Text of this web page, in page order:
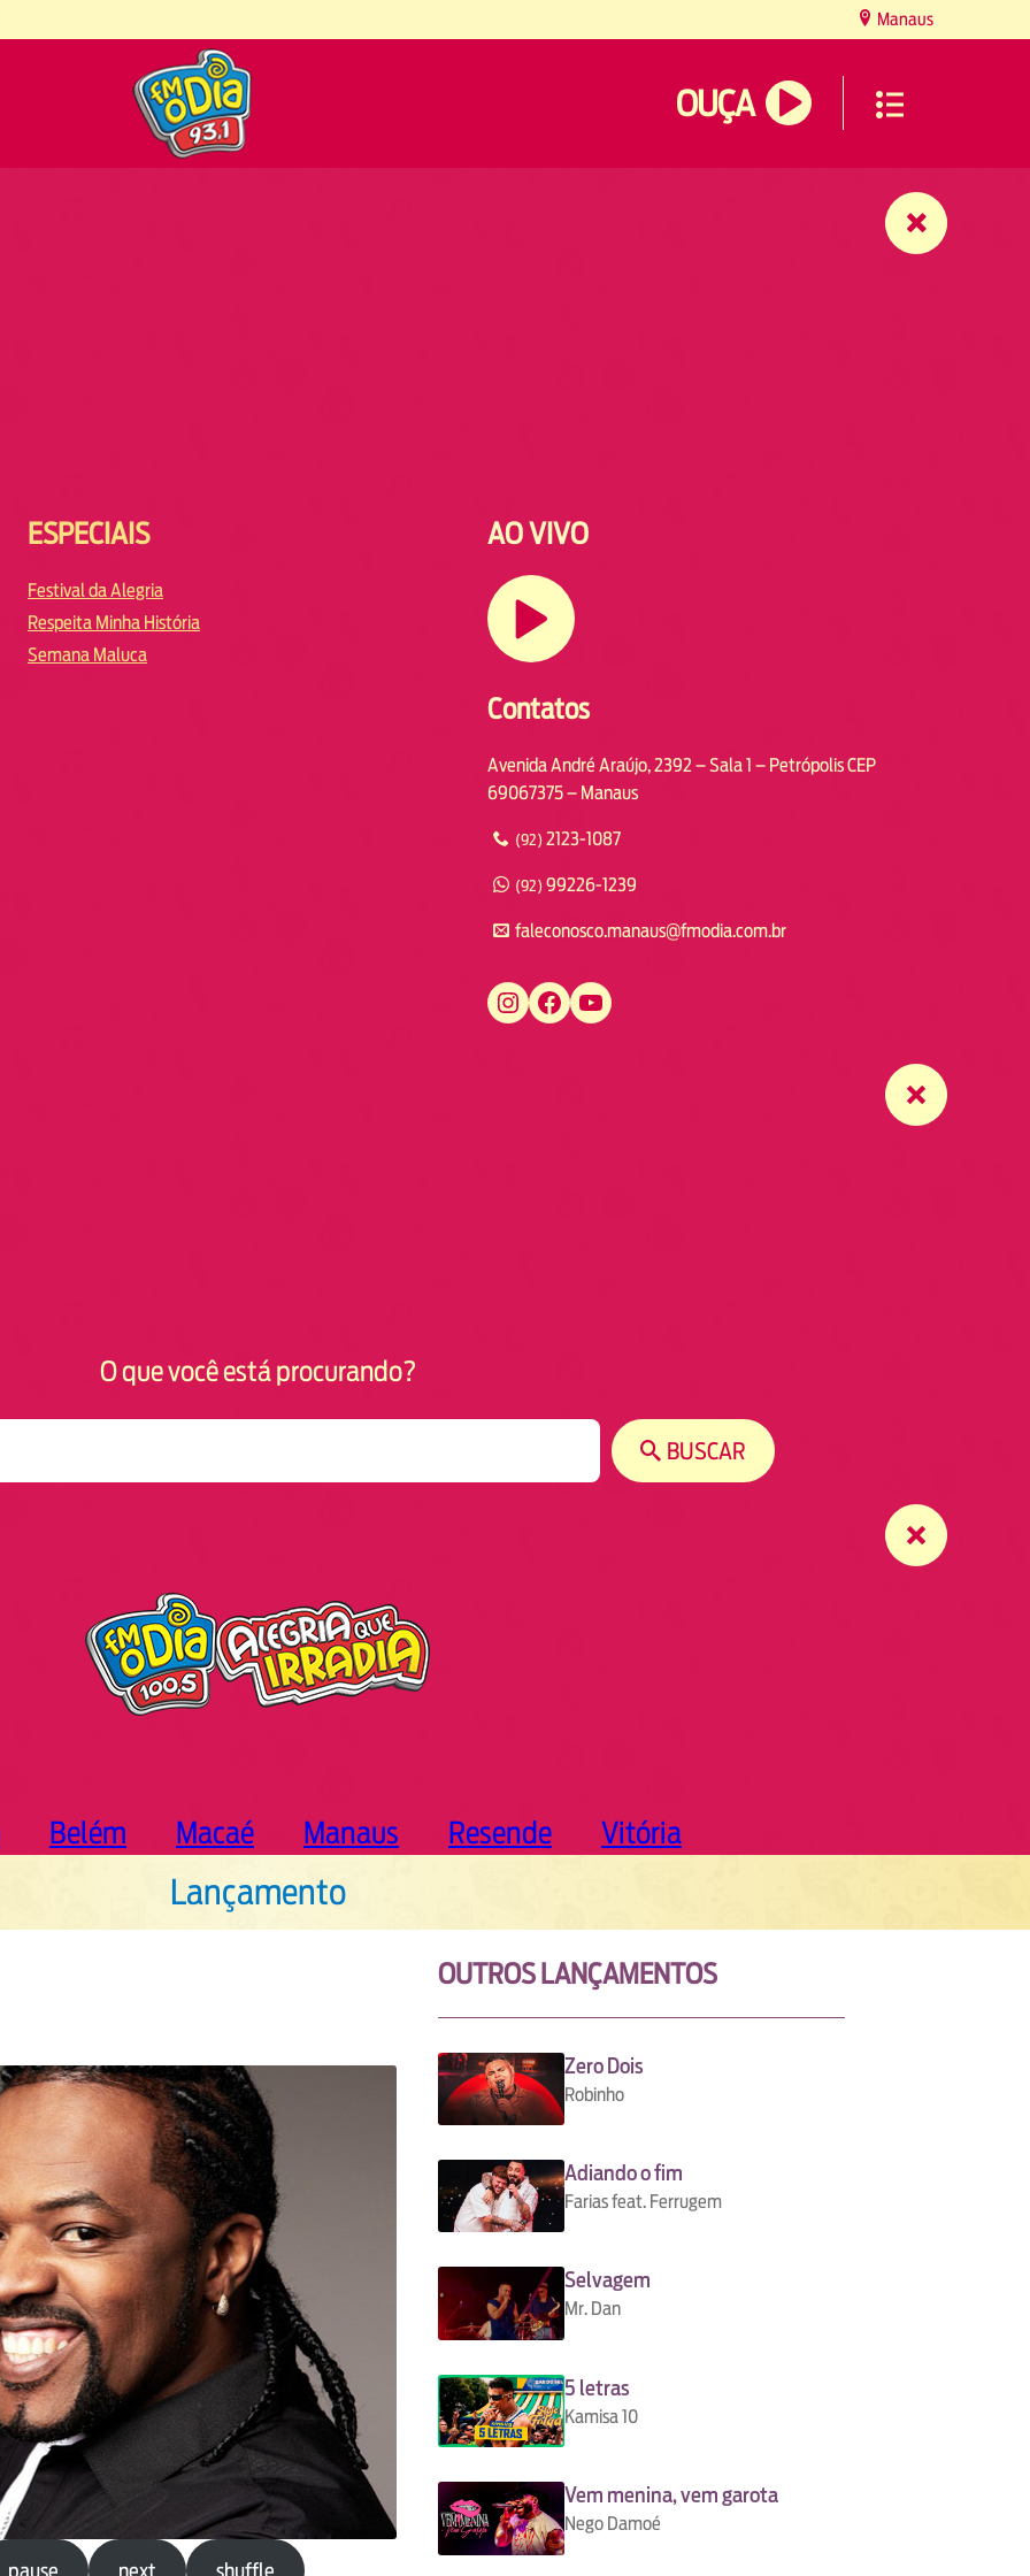
Manaus
OUÇA
ESPECIAIS
Festival da Alegria
Respeita Minha História
Semana Maluca
AO VIVO
Contatos
Avenida André Araújo, 2392 – Sala 1 – Petrópolis CEP
69067375 – Manaus
(92) 2123-1087
(92) 99226-1239
faleconosco.manaus@fmodia.com.br
https://www.instagram.com/fmodiamanaus/ https://www.facebook.com/fmodiamanaus https://www.youtube.com/user/radiofmodia
O que você está procurando?
BUSCAR
Belém Macaé Manaus Resende Vitória
Lançamento
pause next shuffle
OUTROS LANÇAMENTOS
Zero Dois
Robinho
Adiando o fim
Farias feat. Ferrugem
Selvagem
Mr. Dan
5 letras
Kamisa 10
Vem menina, vem garota
Nego Damoé